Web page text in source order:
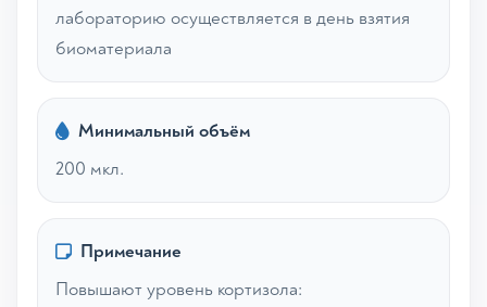
лабораторию осуществляется в день взятия
биоматериала
Минимальный объём
200 мкл.
Примечание
Повышают уровень кортизола: